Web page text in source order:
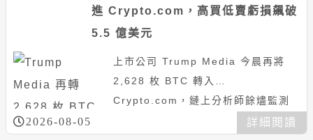
進 Crypto.com，高買低賣虧損飆破
5.5 億美元
上市公司 Trump Media 今晨再將
2,628 枚 BTC 轉入
Crypto.com，鏈上分析師餘燼監測
其今年以來已實現虧損 3.18 億美
2026-08-05 詳細閲讀